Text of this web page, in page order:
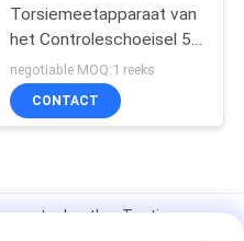
Torsiemeetapparaat van
het Controleschoeisel 50
NM Capaciteits
negotiable MOQ:1 reeks
CONTACT
Leather Testing
6 Digit Display LCD"